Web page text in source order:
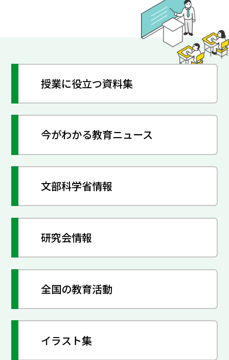
授業に役立つ資料集
今がわかる教育ニュース
文部科学省情報
研究会情報
全国の教育活動
イラスト集